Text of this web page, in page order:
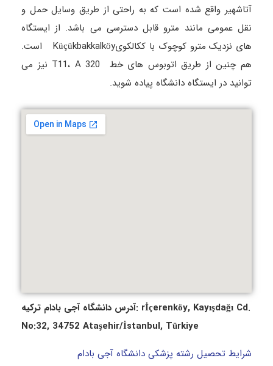
آتاشهیر واقع شده است که به راحتی از طریق وسایل حمل و
نقل عمومی مانند مترو قابل دسترسی می باشد. از ایستگاه
های نزدیک مترو کوچوک با ککالکویKüçükbakkalköy است.
هم چنین از طریق اتوبوس های خط T11، A 320 نیز می
توانید در ایستگاه دانشگاه پیاده شوید.
آدرس دانشگاه آجی بادام ترکیه: rİçerenköy, Kayışdağı Cd.
No:32, 34752 Ataşehir/İstanbul, Türkiye
شرایط تحصیل رشته پزشکی دانشگاه آجی بادام